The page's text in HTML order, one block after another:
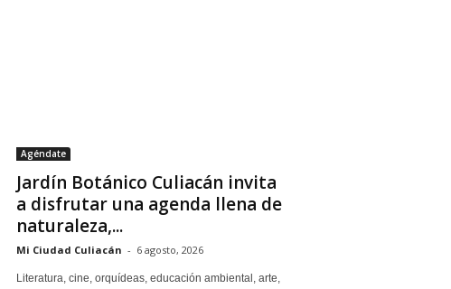
Agéndate
Jardín Botánico Culiacán invita
a disfrutar una agenda llena de
naturaleza,...
Mi Ciudad Culiacán - 6 agosto, 2026
Literatura, cine, orquídeas, educación ambiental, arte,